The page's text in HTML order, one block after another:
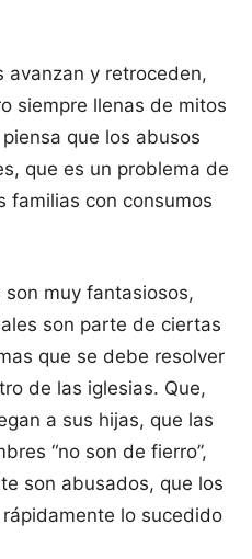
avanzan y retroceden,
siempre llenas de mitos
que los abusos
que es un problema de
familias con consumos
son muy fantasiosos,
son parte de ciertas
que se debe resolver
de las iglesias. Que,
a sus hijas, que las
“no son de fierro”,
son abusados, que los
lo sucedido